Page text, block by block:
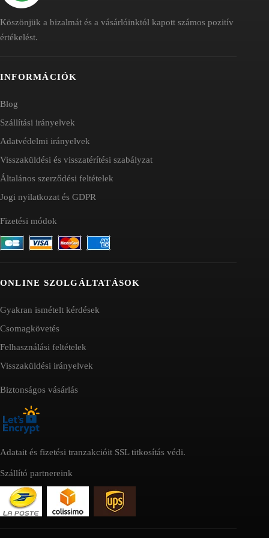
Köszönjük a bizalmát és a vásárlóinktól kapott számos pozitív
értékelést.
INFORMÁCIÓK
Blog
Szállítási irányelvek
Adatvédelmi irányelvek
Visszaküldési és visszatérítési szabályzat
Általános szerződési feltételek
Jogi nyilatkozat és GDPR
Fizetési módok
ONLINE SZOLGÁLTATÁSOK
Gyakran ismételt kérdések
Csomagkövetés
Felhasználási feltételek
Visszaküldési irányelvek
Biztonságos vásárlás
Adatait és fizetési tranzakcióit SSL titkosítás védi.
Szállító partnereink